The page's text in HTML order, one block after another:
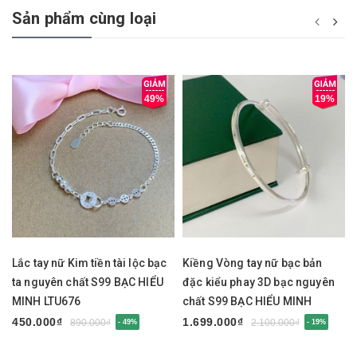
Sản phẩm cùng loại
49%
Lắc tay nữ Kim tiền tài lộc bạc
ta nguyên chất S99 BẠC HIỂU
MINH LTU676
450.000₫
890.000₫ - 49%
19%
Kiềng Vòng tay nữ bạc bản
đặc kiểu phay 3D bạc nguyên
chất S99 BẠC HIỂU MINH
LTU675
1.699.000₫ 2.100.000₫ - 19%